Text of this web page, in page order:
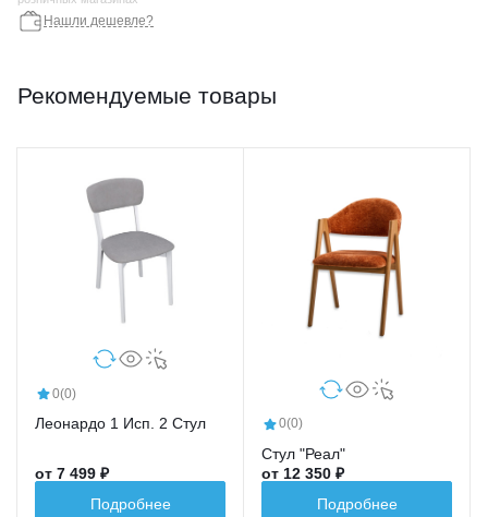
Нашли дешевле?
Рекомендуемые товары
0(0)
Леонардо 1 Исп. 2 Стул
от 7 499 ₽
Подробнее
0(0)
Стул "Реал"
от 12 350 ₽
Подробнее